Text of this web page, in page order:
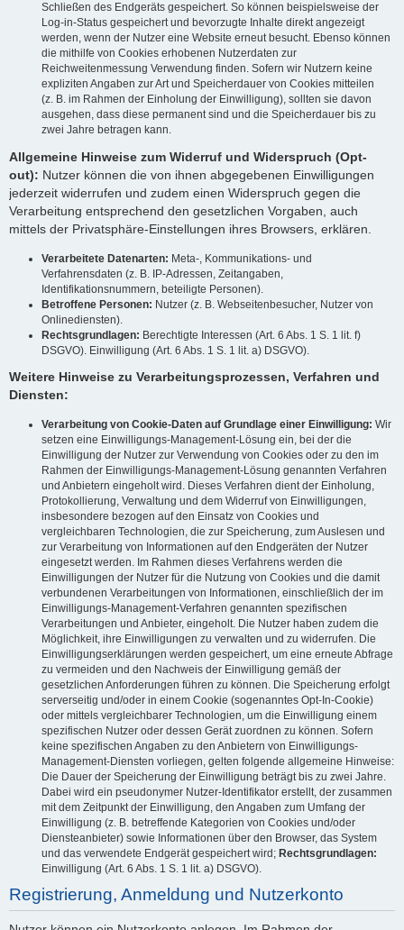
Schließen des Endgeräts gespeichert. So können beispielsweise der
Log-in-Status gespeichert und bevorzugte Inhalte direkt angezeigt
werden, wenn der Nutzer eine Website erneut besucht. Ebenso können
die mithilfe von Cookies erhobenen Nutzerdaten zur
Reichweitenmessung Verwendung finden. Sofern wir Nutzern keine
expliziten Angaben zur Art und Speicherdauer von Cookies mitteilen
(z. B. im Rahmen der Einholung der Einwilligung), sollten sie davon
ausgehen, dass diese permanent sind und die Speicherdauer bis zu
zwei Jahre betragen kann.
Allgemeine Hinweise zum Widerruf und Widerspruch (Opt-
out): Nutzer können die von ihnen abgegebenen Einwilligungen
jederzeit widerrufen und zudem einen Widerspruch gegen die
Verarbeitung entsprechend den gesetzlichen Vorgaben, auch
mittels der Privatsphäre-Einstellungen ihres Browsers, erklären.
Verarbeitete Datenarten: Meta-, Kommunikations- und
Verfahrensdaten (z. B. IP-Adressen, Zeitangaben,
Identifikationsnummern, beteiligte Personen).
Betroffene Personen: Nutzer (z. B. Webseitenbesucher, Nutzer von
Onlinediensten).
Rechtsgrundlagen: Berechtigte Interessen (Art. 6 Abs. 1 S. 1 lit. f)
DSGVO). Einwilligung (Art. 6 Abs. 1 S. 1 lit. a) DSGVO).
Weitere Hinweise zu Verarbeitungsprozessen, Verfahren und
Diensten:
Verarbeitung von Cookie-Daten auf Grundlage einer Einwilligung: Wir
setzen eine Einwilligungs-Management-Lösung ein, bei der die
Einwilligung der Nutzer zur Verwendung von Cookies oder zu den im
Rahmen der Einwilligungs-Management-Lösung genannten Verfahren
und Anbietern eingeholt wird. Dieses Verfahren dient der Einholung,
Protokollierung, Verwaltung und dem Widerruf von Einwilligungen,
insbesondere bezogen auf den Einsatz von Cookies und
vergleichbaren Technologien, die zur Speicherung, zum Auslesen und
zur Verarbeitung von Informationen auf den Endgeräten der Nutzer
eingesetzt werden. Im Rahmen dieses Verfahrens werden die
Einwilligungen der Nutzer für die Nutzung von Cookies und die damit
verbundenen Verarbeitungen von Informationen, einschließlich der im
Einwilligungs-Management-Verfahren genannten spezifischen
Verarbeitungen und Anbieter, eingeholt. Die Nutzer haben zudem die
Möglichkeit, ihre Einwilligungen zu verwalten und zu widerrufen. Die
Einwilligungserklärungen werden gespeichert, um eine erneute Abfrage
zu vermeiden und den Nachweis der Einwilligung gemäß der
gesetzlichen Anforderungen führen zu können. Die Speicherung erfolgt
serverseitig und/oder in einem Cookie (sogenanntes Opt-In-Cookie)
oder mittels vergleichbarer Technologien, um die Einwilligung einem
spezifischen Nutzer oder dessen Gerät zuordnen zu können. Sofern
keine spezifischen Angaben zu den Anbietern von Einwilligungs-
Management-Diensten vorliegen, gelten folgende allgemeine Hinweise:
Die Dauer der Speicherung der Einwilligung beträgt bis zu zwei Jahre.
Dabei wird ein pseudonymer Nutzer-Identifikator erstellt, der zusammen
mit dem Zeitpunkt der Einwilligung, den Angaben zum Umfang der
Einwilligung (z. B. betreffende Kategorien von Cookies und/oder
Diensteanbieter) sowie Informationen über den Browser, das System
und das verwendete Endgerät gespeichert wird; Rechtsgrundlagen:
Einwilligung (Art. 6 Abs. 1 S. 1 lit. a) DSGVO).
Registrierung, Anmeldung und Nutzerkonto